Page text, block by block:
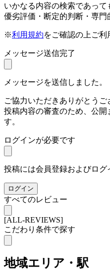
いかなる内容の検索であって
優劣評価・断定的判断・専門
※利用規約をご確認の上ご利
メッセージ送信完了
メッセージを送信しました。
ご協力いただきありがとうご
投稿内容の審査のため、公開
す。
ログインが必要です
投稿には会員登録およびログ
ログイン
すべてのレビュー
[ALL-REVIEWS]
こだわり条件で探す
地域エリア・駅